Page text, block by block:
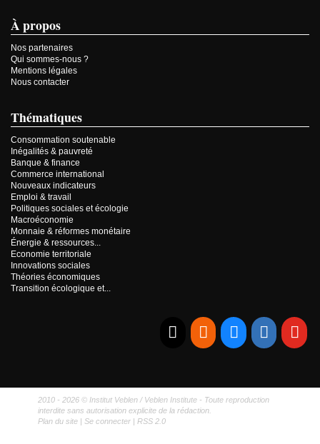
À propos
Nos partenaires
Qui sommes-nous ?
Mentions légales
Nous contacter
Thématiques
Consommation soutenable
Inégalités & pauvreté
Banque & finance
Commerce international
Nouveaux indicateurs
Emploi & travail
Politiques sociales et écologie
Macroéconomie
Monnaie & réformes monétaire
Énergie & ressources...
Economie territoriale
Innovations sociales
Théories économiques
Transition écologique et...
2010 - 2026 © Institut Veblen / Veblen Institute - Toute reproduction
interdite sans autorisation explicite de la rédaction.
Plan du site |Se connecter RSS 2.0